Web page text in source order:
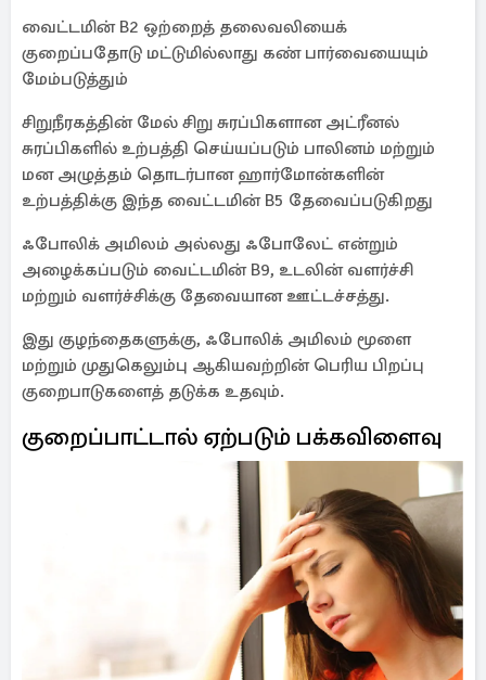
வைட்டமின் B2 ஒற்றைத் தலைவலியைக்
குறைப்பதோடு மட்டுமில்லாது கண் பார்வையையும்
மேம்படுத்தும்
சிறுநீரகத்தின் மேல் சிறு சுரப்பிகளான அட்ரீனல்
சுரப்பிகளில் உற்பத்தி செய்யப்படும் பாலினம் மற்றும்
மன அழுத்தம் தொடர்பான ஹார்மோன்களின்
உற்பத்திக்கு இந்த வைட்டமின் B5 தேவைப்படுகிறது
ஃபோலிக் அமிலம் அல்லது ஃபோலேட் என்றும்
அழைக்கப்படும் வைட்டமின் B9, உடலின் வளர்ச்சி
மற்றும் வளர்ச்சிக்கு தேவையான ஊட்டச்சத்து.
இது குழந்தைகளுக்கு, ஃபோலிக் அமிலம் மூளை
மற்றும் முதுகெலும்பு ஆகியவற்றின் பெரிய பிறப்பு
குறைபாடுகளைத் தடுக்க உதவும்.
குறைப்பாட்டால் ஏற்படும் பக்கவிளைவு